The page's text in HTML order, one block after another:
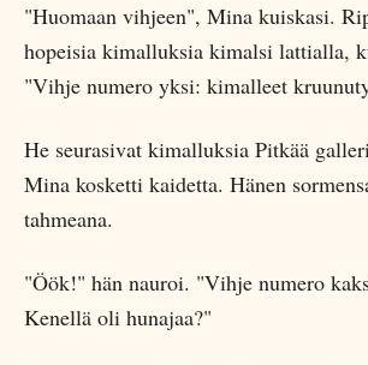
"Huomaan vihjeen", Mina kuiskasi.
hopeisia kimalluksia kimalsi lattialla,
"Vihje numero yksi: kimalleet
He seurasivat kimalluksia Pitkää
Mina kosketti kaidetta. Hänen
tahmeana.
"Öök!" hän nauroi. "Vihje numero
Kenellä oli hunajaa?"